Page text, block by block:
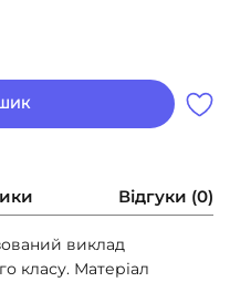
Відгуки (0)
виклад
го класу. Матеріал